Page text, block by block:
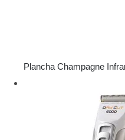
Plancha Champagne